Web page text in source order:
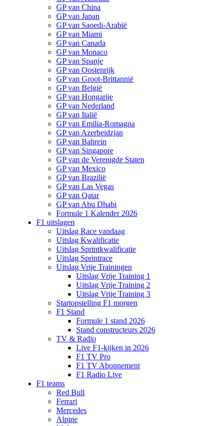
GP van China
GP van Japan
GP van Saoedi-Arabië
GP van Miami
GP van Canada
GP van Monaco
GP van Spanje
GP van Oostenrijk
GP van Groot-Brittannië
GP van België
GP van Hongarije
GP van Nederland
GP van Italië
GP van Emilia-Romagna
GP van Azerbeidzjan
GP van Bahrein
GP van Singapore
GP van de Verenigde Staten
GP van Mexico
GP van Brazilië
GP van Las Vegas
GP van Qatar
GP van Abu Dhabi
Formule 1 Kalender 2026
F1 uitslagen
Uitslag Race vandaag
Uitslag Kwalificatie
Uitslag Sprintkwalificatie
Uitslag Sprintrace
Uitslag Vrije Trainingen
Uitslag Vrije Training 1
Uitslag Vrije Training 2
Uitslag Vrije Training 3
Startopstelling F1 morgen
F1 Stand
Formule 1 stand 2026
Stand constructeurs 2026
TV & Radio
Live F1-kijken in 2026
F1 TV Pro
F1 TV Abonnement
F1 Radio Live
F1 teams
Red Bull
Ferrari
Mercedes
Alpine